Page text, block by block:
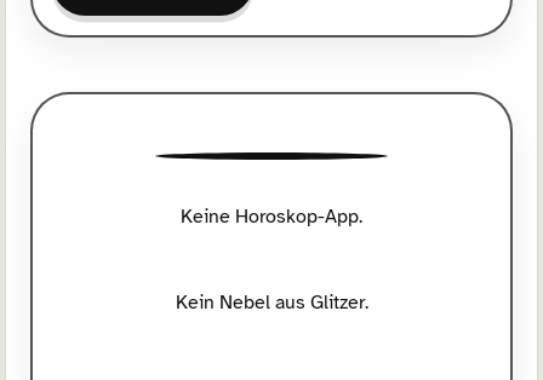
Keine Horoskop-App.
Kein Nebel aus Glitzer.